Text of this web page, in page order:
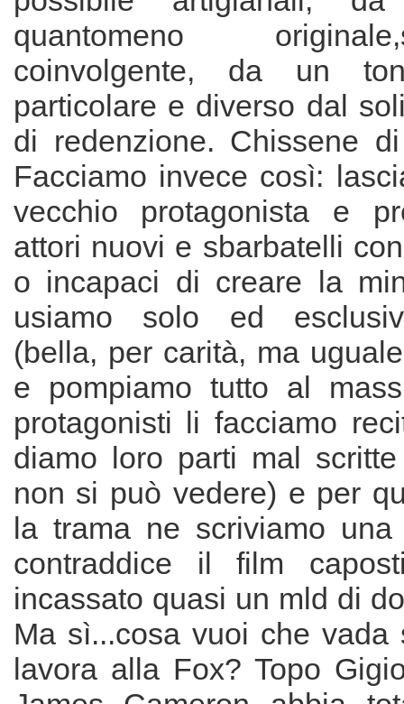
quantomeno
coinvolgente, da un
particolare e diverso dal
di redenzione. Chissene
Facciamo invece così:
vecchio protagonista e
attori nuovi e sbarbatelli
o incapaci di creare la
usiamo solo ed
(bella, per carità, ma
e pompiamo tutto al
protagonisti li facciamo
diamo loro parti mal
non si può vedere) e per
la trama ne scriviamo
contraddice il film
incassato quasi un mld di
Ma sì...cosa vuoi che vada
lavora alla Fox? Topo